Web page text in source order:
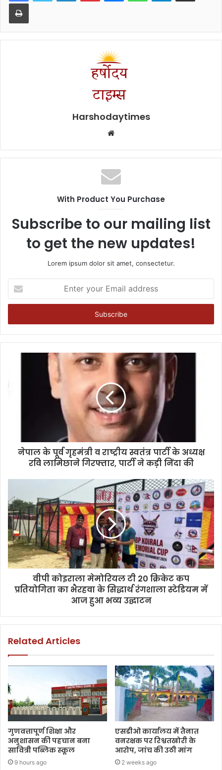
Print
Harshodaytimes
Website
With Product You Purchase
Subscribe to our mailing list
to get the new updates!
Lorem ipsum dolor sit amet, consectetur.
your
Email
नेपाल के पूर्व गृहमंत्री व राष्ट्रीय स्वतंत्र पार्टी के अध्यक्ष
रवि लामिछाने गिरफ्तार, पार्टी ने कड़ी निंदा की
वीपी कोइराला मेमोरियल टी 20 क्रिकेट कप
प्रतियोगिता का भैरहवा के सिद्धार्थ रंगशाला स्टेडियम में
आज हुआ भव्य उद्घाटन
Related Articles
गुणवत्तापूर्ण शिक्षा और
अनुशासन की पहचान बना
सावित्री पब्लिक स्कूल
9 hours ago
एसडीओ कार्यालय में तैनात
वनरक्षक पर रिश्वतखोरी के
आरोप, जांच की उठी मांग
2 weeks ago